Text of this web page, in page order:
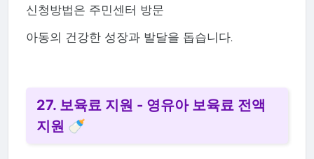
신청방법은 주민센터 방문
아동의 건강한 성장과 발달을 돕습니다.
27. 보육료 지원 - 영유아 보육료 전액
지원 🍼